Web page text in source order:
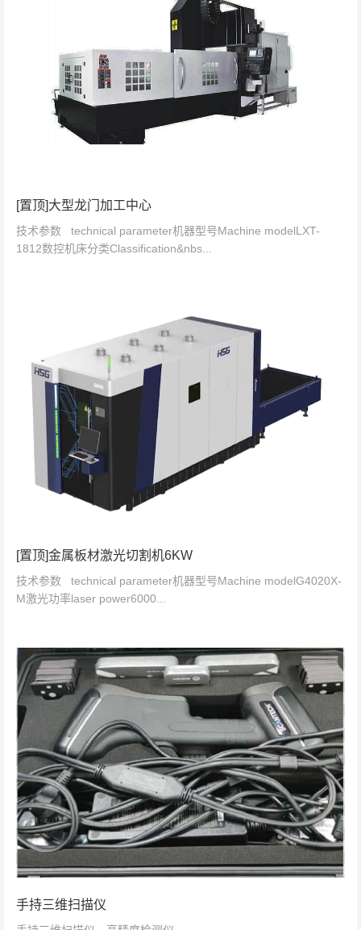
[置顶]大型龙门加工中心
技术参数 technical parameter机器型号Machine modelLXT-
1812数控机床分类Classification&nbs...
[置顶]金属板材激光切割机6KW
技术参数 technical parameter机器型号Machine modelG4020X-
M激光功率laser power6000...
手持三维扫描仪